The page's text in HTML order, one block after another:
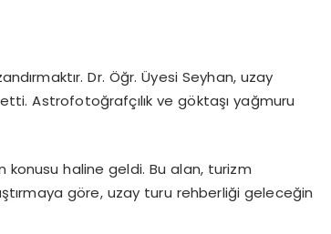
Dr. Öğr. Üyesi Seyhan, uzay
Astrofotoğrafçılık ve göktaşı yağmuru
konusu haline geldi. Bu alan, turizm
göre, uzay turu rehberliği geleceğin